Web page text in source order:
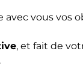
avec vous vos
, et fait de